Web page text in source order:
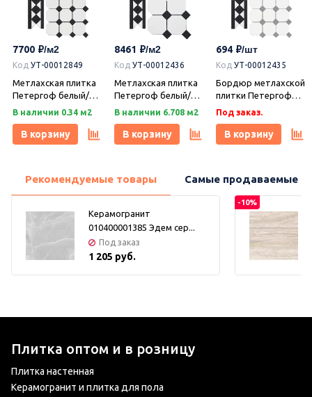
7700
Код УТ-00012849
Метлахская плитка
Петергоф белый/
черный (001/013)
(Керамарк)
В наличии 0.34 м2
В корзину
8461
Код УТ-00012436
Метлахская плитка
Петергоф белый/
черный (001/013)
(Керамарк)
В наличии 6.708 м2
В корзину
694
Код УТ-00012435
Бордюр метлахской
плитки Петергоф
белый/черный
(001/013) 30,9х15,8,
Keramark (Керамарк)
Под заказ.
В корзину
Рекомендуемые товары Самые продаваемые
Керамогранит
010400001385 Эдем сер...
Под заказ
1 205 руб.
-10%
Плитка оптом и в розницу
Плитка настенная
Керамогранит и плитка для пола